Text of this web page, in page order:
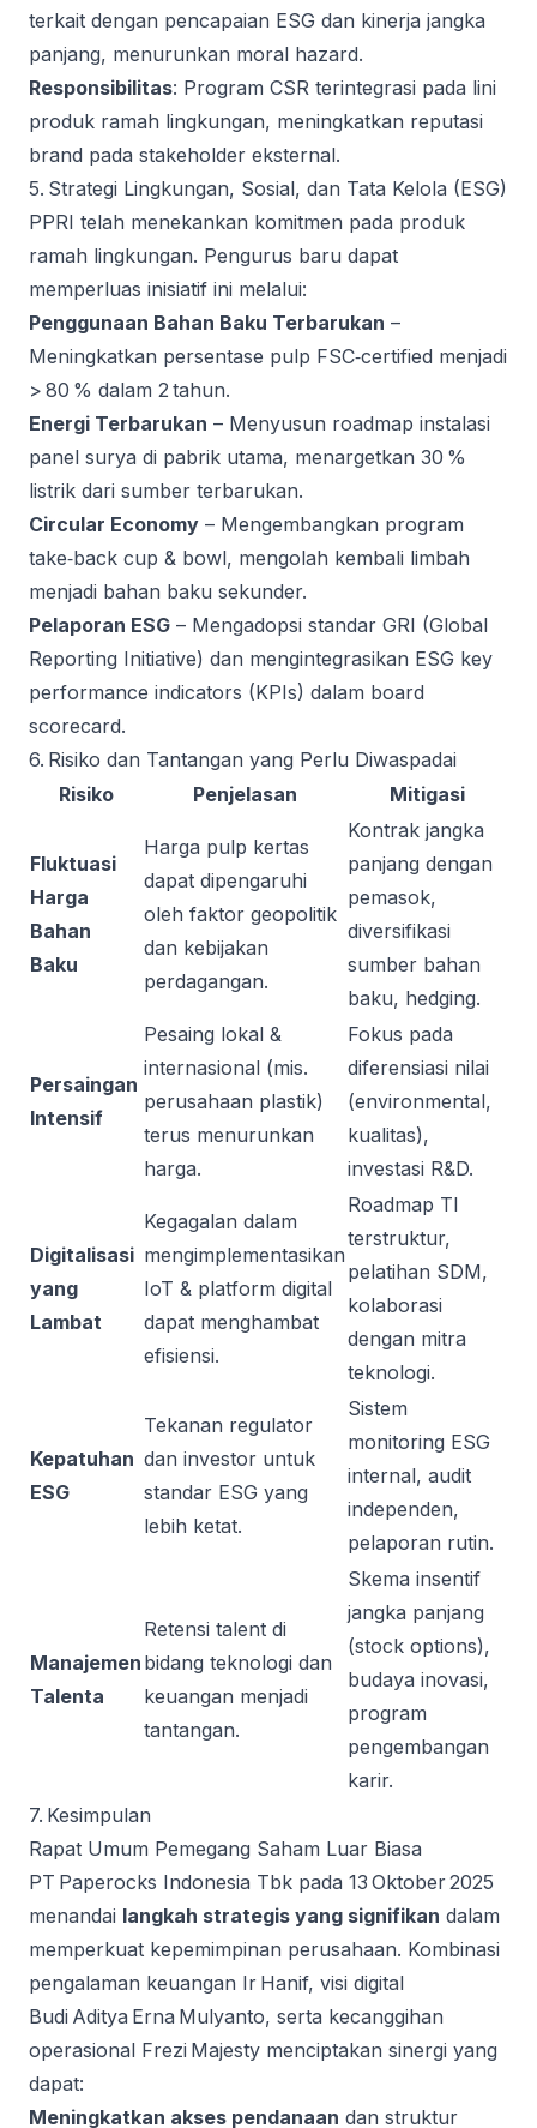
terkait dengan pencapaian ESG dan kinerja jangka
panjang, menurunkan moral hazard.
Responsibilitas: Program CSR terintegrasi pada lini
produk ramah lingkungan, meningkatkan reputasi
brand pada stakeholder eksternal.
5. Strategi Lingkungan, Sosial, dan Tata Kelola (ESG)
PPRI telah menekankan komitmen pada produk
ramah lingkungan. Pengurus baru dapat
memperluas inisiatif ini melalui:
Penggunaan Bahan Baku Terbarukan –
Meningkatkan persentase pulp FSC‑certified menjadi
> 80 % dalam 2 tahun.
Energi Terbarukan – Menyusun roadmap instalasi
panel surya di pabrik utama, menargetkan 30 %
listrik dari sumber terbarukan.
Circular Economy – Mengembangkan program
take‑back cup & bowl, mengolah kembali limbah
menjadi bahan baku sekunder.
Pelaporan ESG – Mengadopsi standar GRI (Global
Reporting Initiative) dan mengintegrasikan ESG key
performance indicators (KPIs) dalam board
scorecard.
6. Risiko dan Tantangan yang Perlu Diwaspadai
Risiko
Penjelasan Mitigasi
Fluktuasi
Harga
Bahan
Baku
Harga pulp kertas
dapat dipengaruhi
oleh faktor geopolitik
dan kebijakan
perdagangan.
Kontrak jangka
panjang dengan
pemasok,
diversifikasi
sumber bahan
baku, hedging.
Persaingan
Intensif
Pesaing lokal &
internasional (mis.
perusahaan plastik)
terus menurunkan
harga.
Fokus pada
diferensiasi nilai
(environmental,
kualitas),
investasi R&D.
Digitalisasi
yang
Lambat
Kegagalan dalam
mengimplementasikan
IoT & platform digital
dapat menghambat
efisiensi.
Roadmap TI
terstruktur,
pelatihan SDM,
kolaborasi
dengan mitra
teknologi.
Kepatuhan
ESG
Tekanan regulator
dan investor untuk
standar ESG yang
lebih ketat.
Sistem
monitoring ESG
internal, audit
independen,
pelaporan rutin.
Manajemen
Talenta
Retensi talent di
bidang teknologi dan
keuangan menjadi
tantangan.
Skema insentif
jangka panjang
(stock options),
budaya inovasi,
program
pengembangan
karir.
7. Kesimpulan
Rapat Umum Pemegang Saham Luar Biasa
PT Paperocks Indonesia Tbk pada 13 Oktober 2025
menandai langkah strategis yang signifikan dalam
memperkuat kepemimpinan perusahaan. Kombinasi
pengalaman keuangan Ir Hanif, visi digital
Budi Aditya Erna Mulyanto, serta kecanggihan
operasional Frezi Majesty menciptakan sinergi yang
dapat:
Meningkatkan akses pendanaan dan struktur